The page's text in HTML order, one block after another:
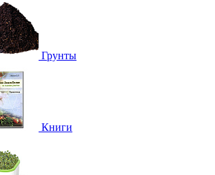
Грунты
Книги